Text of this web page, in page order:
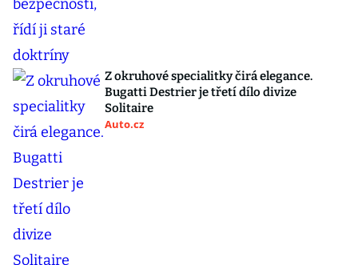
Z okruhové specialitky čirá elegance.
Bugatti Destrier je třetí dílo divize
Solitaire
Auto.cz